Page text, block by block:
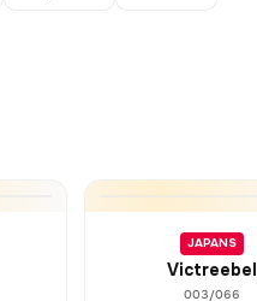
JAPANS
Victreebel
003/066